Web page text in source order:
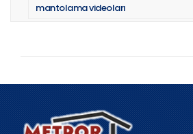
mantolama videoları